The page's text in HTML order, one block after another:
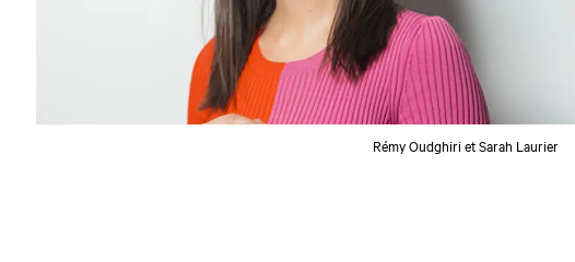
Rémy Oudghiri et Sarah Laurier